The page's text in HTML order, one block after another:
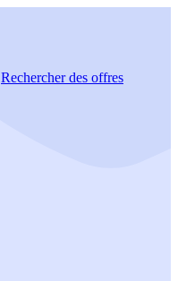
Rechercherdes offres